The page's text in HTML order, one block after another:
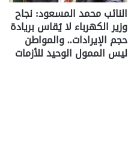
النائب محمد المسعود: نجاح
وزير الكهرباء لا يُقاس بريادة
حجم الإيرادات.. والمواطن
ليس الممول الوحيد للأزمات